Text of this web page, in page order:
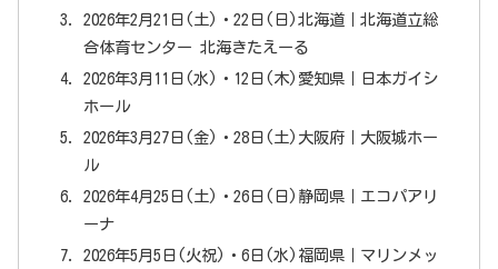
2026年2月21日(土)・22日(日)北海道｜北海道立総
合体育センター 北海きたえーる
2026年3月11日(水)・12日(木)愛知県｜日本ガイシ
ホール
2026年3月27日(金)・28日(土)大阪府｜大阪城ホー
ル
2026年4月25日(土)・26日(日)静岡県｜エコパアリ
ーナ
2026年5月5日(火祝)・6日(水)福岡県｜マリンメッ